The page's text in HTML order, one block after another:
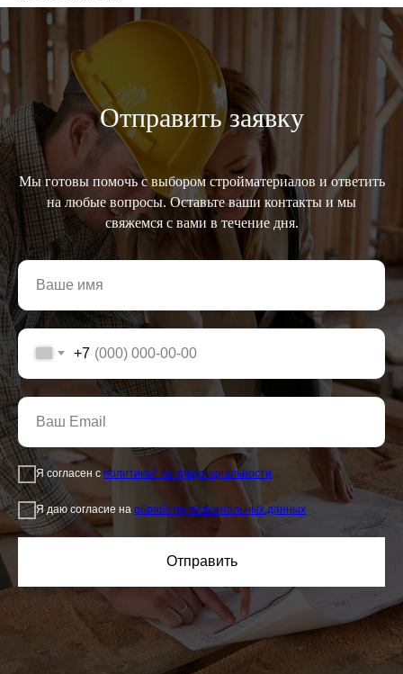
Отправить заявку
Мы готовы помочь с выбором стройматериалов и ответить
на любые вопросы. Оставьте ваши контакты и мы
свяжемся с вами в течение дня.
+7
Я согласен с политикой конфиденциальности
Я даю согласие на обработку персональных данных
Отправить